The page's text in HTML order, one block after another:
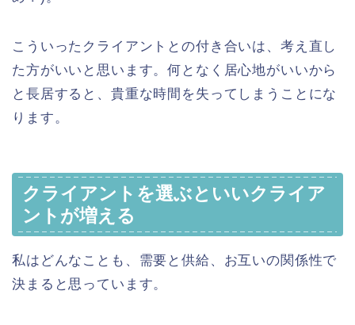
こういったクライアントとの付き合いは、考え直し
た方がいいと思います。何となく居心地がいいから
と長居すると、貴重な時間を失ってしまうことにな
ります。
クライアントを選ぶといいクライア
ントが増える
私はどんなことも、需要と供給、お互いの関係性で
決まると思っています。